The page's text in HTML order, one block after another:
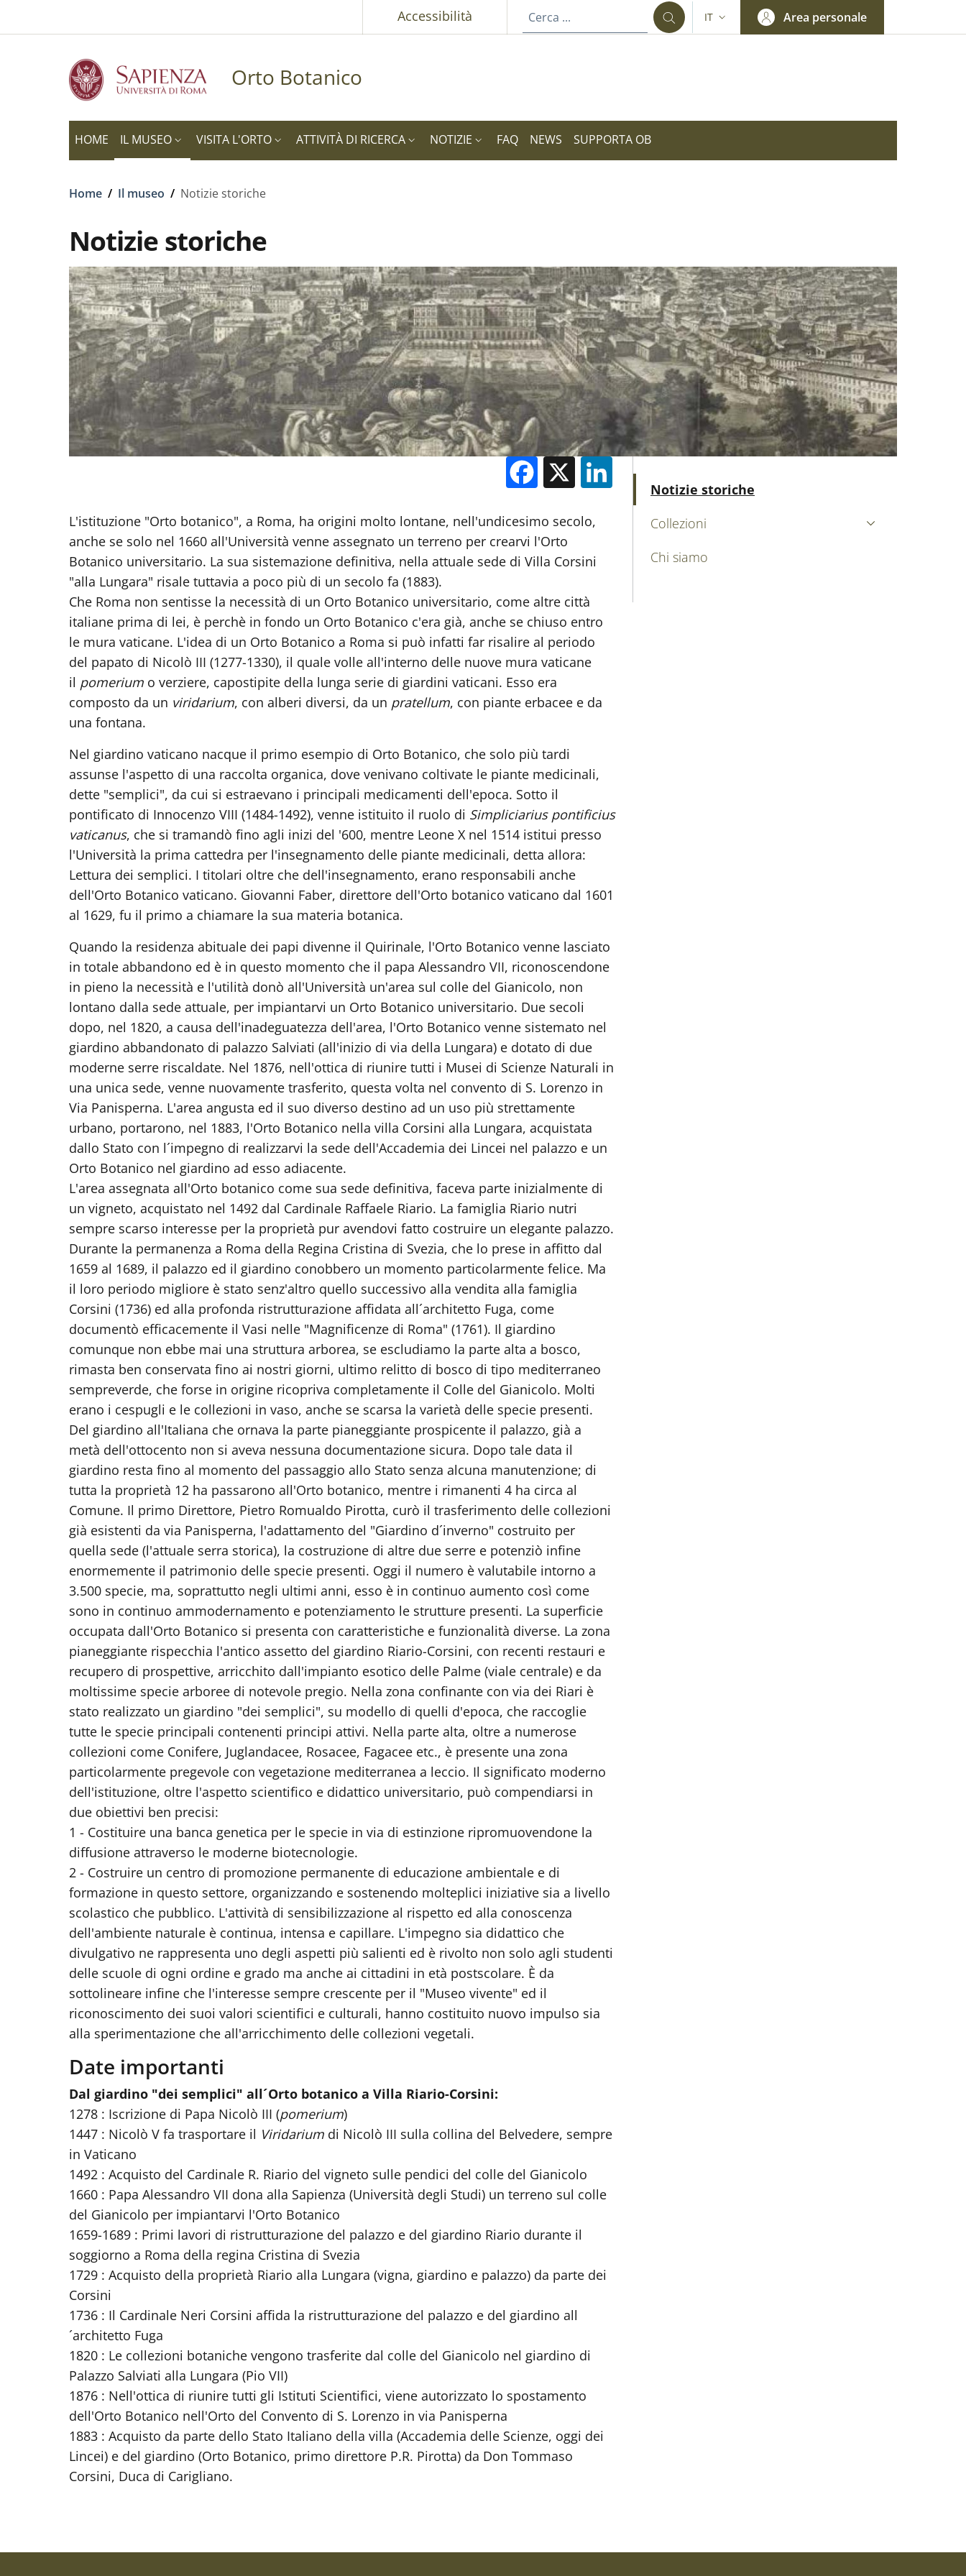
Accessibilità SELETTORE LINGUA: CURRENT LANGUAGE
IT Area personale
Orto Botanico
HOME IL MUSEO VISITA L'ORTO ATTIVITÀ DI RICERCA NOTIZIE FAQ NEWS SUPPORTA OB
Briciole di pane
Home / Il museo / Notizie storiche
Notizie storiche
Facebook
X LinkedIn
L'istituzione "Orto botanico", a Roma, ha origini molto lontane, nell'undicesimo secolo,
anche se solo nel 1660 all'Università venne assegnato un terreno per crearvi l'Orto
Botanico universitario. La sua sistemazione definitiva, nella attuale sede di Villa Corsini
"alla Lungara" risale tuttavia a poco più di un secolo fa (1883).
Che Roma non sentisse la necessità di un Orto Botanico universitario, come altre città
italiane prima di lei, è perchè in fondo un Orto Botanico c'era già, anche se chiuso entro
le mura vaticane. L'idea di un Orto Botanico a Roma si può infatti far risalire al periodo
del papato di Nicolò III (1277-1330), il quale volle all'interno delle nuove mura vaticane
il pomerium o verziere, capostipite della lunga serie di giardini vaticani. Esso era
composto da un viridarium, con alberi diversi, da un pratellum, con piante erbacee e da
una fontana.
Nel giardino vaticano nacque il primo esempio di Orto Botanico, che solo più tardi
assunse l'aspetto di una raccolta organica, dove venivano coltivate le piante medicinali,
dette "semplici", da cui si estraevano i principali medicamenti dell'epoca. Sotto il
pontificato di Innocenzo VIII (1484-1492), venne istituito il ruolo di Simpliciarius pontificius
vaticanus, che si tramandò fino agli inizi del '600, mentre Leone X nel 1514 istitui presso
l'Università la prima cattedra per l'insegnamento delle piante medicinali, detta allora:
Lettura dei semplici. I titolari oltre che dell'insegnamento, erano responsabili anche
dell'Orto Botanico vaticano. Giovanni Faber, direttore dell'Orto botanico vaticano dal 1601
al 1629, fu il primo a chiamare la sua materia botanica.
Quando la residenza abituale dei papi divenne il Quirinale, l'Orto Botanico venne lasciato
in totale abbandono ed è in questo momento che il papa Alessandro VII, riconoscendone
in pieno la necessità e l'utilità donò all'Università un'area sul colle del Gianicolo, non
lontano dalla sede attuale, per impiantarvi un Orto Botanico universitario. Due secoli
dopo, nel 1820, a causa dell'inadeguatezza dell'area, l'Orto Botanico venne sistemato nel
giardino abbandonato di palazzo Salviati (all'inizio di via della Lungara) e dotato di due
moderne serre riscaldate. Nel 1876, nell'ottica di riunire tutti i Musei di Scienze Naturali in
una unica sede, venne nuovamente trasferito, questa volta nel convento di S. Lorenzo in
Via Panisperna. L'area angusta ed il suo diverso destino ad un uso più strettamente
urbano, portarono, nel 1883, l'Orto Botanico nella villa Corsini alla Lungara, acquistata
dallo Stato con l´impegno di realizzarvi la sede dell'Accademia dei Lincei nel palazzo e un
Orto Botanico nel giardino ad esso adiacente.
L'area assegnata all'Orto botanico come sua sede definitiva, faceva parte inizialmente di
un vigneto, acquistato nel 1492 dal Cardinale Raffaele Riario. La famiglia Riario nutri
sempre scarso interesse per la proprietà pur avendovi fatto costruire un elegante palazzo.
Durante la permanenza a Roma della Regina Cristina di Svezia, che lo prese in affitto dal
1659 al 1689, il palazzo ed il giardino conobbero un momento particolarmente felice. Ma
il loro periodo migliore è stato senz'altro quello successivo alla vendita alla famiglia
Corsini (1736) ed alla profonda ristrutturazione affidata all´architetto Fuga, come
documentò efficacemente il Vasi nelle "Magnificenze di Roma" (1761). Il giardino
comunque non ebbe mai una struttura arborea, se escludiamo la parte alta a bosco,
rimasta ben conservata fino ai nostri giorni, ultimo relitto di bosco di tipo mediterraneo
sempreverde, che forse in origine ricopriva completamente il Colle del Gianicolo. Molti
erano i cespugli e le collezioni in vaso, anche se scarsa la varietà delle specie presenti.
Del giardino all'Italiana che ornava la parte pianeggiante prospicente il palazzo, già a
metà dell'ottocento non si aveva nessuna documentazione sicura. Dopo tale data il
giardino resta fino al momento del passaggio allo Stato senza alcuna manutenzione; di
tutta la proprietà 12 ha passarono all'Orto botanico, mentre i rimanenti 4 ha circa al
Comune. Il primo Direttore, Pietro Romualdo Pirotta, curò il trasferimento delle collezioni
già esistenti da via Panisperna, l'adattamento del "Giardino d´inverno" costruito per
quella sede (l'attuale serra storica), la costruzione di altre due serre e potenziò infine
enormemente il patrimonio delle specie presenti. Oggi il numero è valutabile intorno a
3.500 specie, ma, soprattutto negli ultimi anni, esso è in continuo aumento così come
sono in continuo ammodernamento e potenziamento le strutture presenti. La superficie
occupata dall'Orto Botanico si presenta con caratteristiche e funzionalità diverse. La zona
pianeggiante rispecchia l'antico assetto del giardino Riario-Corsini, con recenti restauri e
recupero di prospettive, arricchito dall'impianto esotico delle Palme (viale centrale) e da
moltissime specie arboree di notevole pregio. Nella zona confinante con via dei Riari è
stato realizzato un giardino "dei semplici", su modello di quelli d'epoca, che raccoglie
tutte le specie principali contenenti principi attivi. Nella parte alta, oltre a numerose
collezioni come Conifere, Juglandacee, Rosacee, Fagacee etc., è presente una zona
particolarmente pregevole con vegetazione mediterranea a leccio. Il significato moderno
dell'istituzione, oltre l'aspetto scientifico e didattico universitario, può compendiarsi in
due obiettivi ben precisi:
1 - Costituire una banca genetica per le specie in via di estinzione ripromuovendone la
diffusione attraverso le moderne biotecnologie.
2 - Costruire un centro di promozione permanente di educazione ambientale e di
formazione in questo settore, organizzando e sostenendo molteplici iniziative sia a livello
scolastico che pubblico. L'attività di sensibilizzazione al rispetto ed alla conoscenza
dell'ambiente naturale è continua, intensa e capillare. L'impegno sia didattico che
divulgativo ne rappresenta uno degli aspetti più salienti ed è rivolto non solo agli studenti
delle scuole di ogni ordine e grado ma anche ai cittadini in età postscolare. È da
sottolineare infine che l'interesse sempre crescente per il "Museo vivente" ed il
riconoscimento dei suoi valori scientifici e culturali, hanno costituito nuovo impulso sia
alla sperimentazione che all'arricchimento delle collezioni vegetali.
Date importanti
Dal giardino "dei semplici" all´Orto botanico a Villa Riario-Corsini:
1278 : Iscrizione di Papa Nicolò III (pomerium)
1447 : Nicolò V fa trasportare il Viridarium di Nicolò III sulla collina del Belvedere, sempre
in Vaticano
1492 : Acquisto del Cardinale R. Riario del vigneto sulle pendici del colle del Gianicolo
1660 : Papa Alessandro VII dona alla Sapienza (Università degli Studi) un terreno sul colle
del Gianicolo per impiantarvi l'Orto Botanico
1659-1689 : Primi lavori di ristrutturazione del palazzo e del giardino Riario durante il
soggiorno a Roma della regina Cristina di Svezia
1729 : Acquisto della proprietà Riario alla Lungara (vigna, giardino e palazzo) da parte dei
Corsini
1736 : Il Cardinale Neri Corsini affida la ristrutturazione del palazzo e del giardino all
´architetto Fuga
1820 : Le collezioni botaniche vengono trasferite dal colle del Gianicolo nel giardino di
Palazzo Salviati alla Lungara (Pio VII)
1876 : Nell'ottica di riunire tutti gli Istituti Scientifici, viene autorizzato lo spostamento
dell'Orto Botanico nell'Orto del Convento di S. Lorenzo in via Panisperna
1883 : Acquisto da parte dello Stato Italiano della villa (Accademia delle Scienze, oggi dei
Lincei) e del giardino (Orto Botanico, primo direttore P.R. Pirotta) da Don Tommaso
Corsini, Duca di Carigliano.
MAIN NAVIGATION
Notizie storiche
Collezioni
Chi siamo